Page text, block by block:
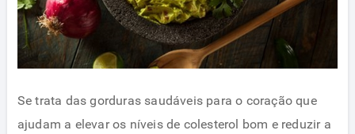
Se trata das gorduras saudáveis para o coração que
ajudam a elevar os níveis de colesterol bom e reduzir a